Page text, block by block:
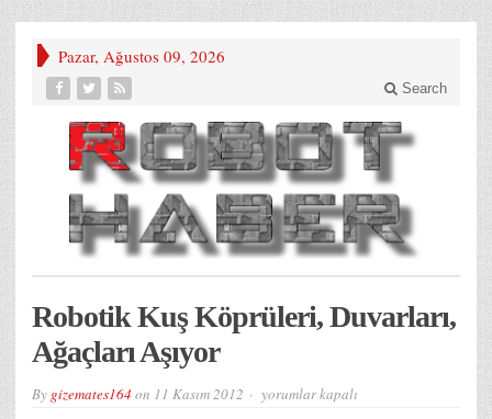
Pazar, Ağustos 09, 2026
Search
Robotik Kuş Köprüleri, Duvarları,
Ağaçları Aşıyor
By gizemates164 on 11 Kasım 2012 Robotik
Kuş
yorumlar kapalı